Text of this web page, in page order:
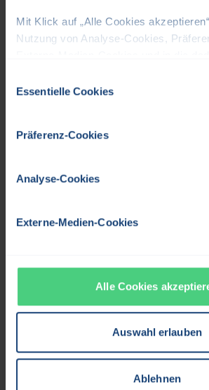
Mit Klick auf „Alle Cookies
Nutzung von Analyse-Cookies,
oben beschriebenen Zwecken durch
zum Beispiel Google, LLC ein.
"Über Cookies" und unter "Details".
nutzen. Du kannst unter "Details"
jederzeit widerrufen und Deine
Essentielle Cookies
Präferenz-Cookies
Analyse-Cookies
Externe-Medien-Cookies
Alle Cookies
Auswahl erlauben
Ablehnen
Fachkraft für Change Management